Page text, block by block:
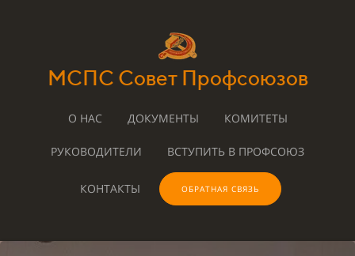
МСПС Совет Профсоюзов
О НАС ДОКУМЕНТЫ КОМИТЕТЫ
РУКОВОДИТЕЛИ ВСТУПИТЬ В ПРОФСОЮЗ
КОНТАКТЫ ОБРАТНАЯ СВЯЗЬ